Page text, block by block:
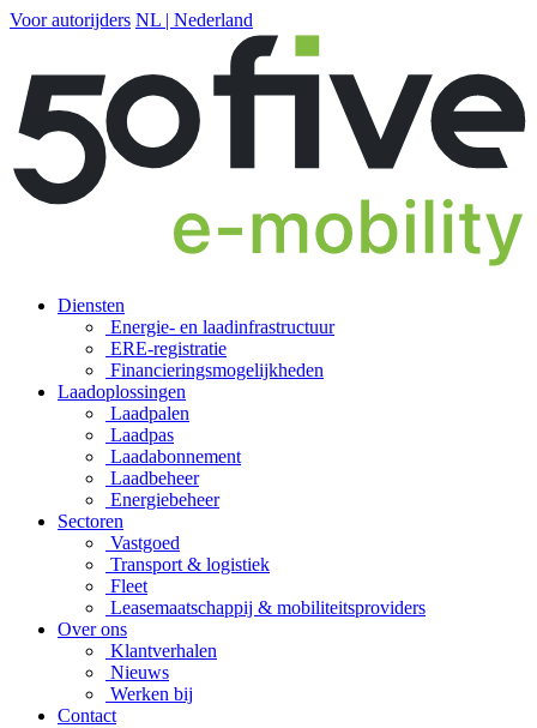
Voor autorijders NL | Nederland
Diensten
Energie- en laadinfrastructuur
ERE-registratie
Financierings­mogelijkheden
Laadoplossingen
Laadpalen
Laadpas
Laadabonnement
Laadbeheer
Energiebeheer
Sectoren
Vastgoed
Transport & logistiek
Fleet
Leasemaatschappij & mobiliteitsproviders
Over ons
Klantverhalen
Nieuws
Werken bij
Contact